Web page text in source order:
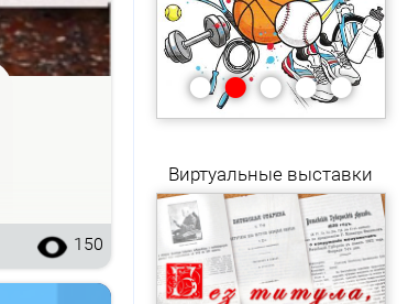
150
•••••
Виртуальные выставки